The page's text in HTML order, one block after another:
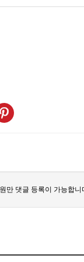
만 댓글 등록이 가능합니